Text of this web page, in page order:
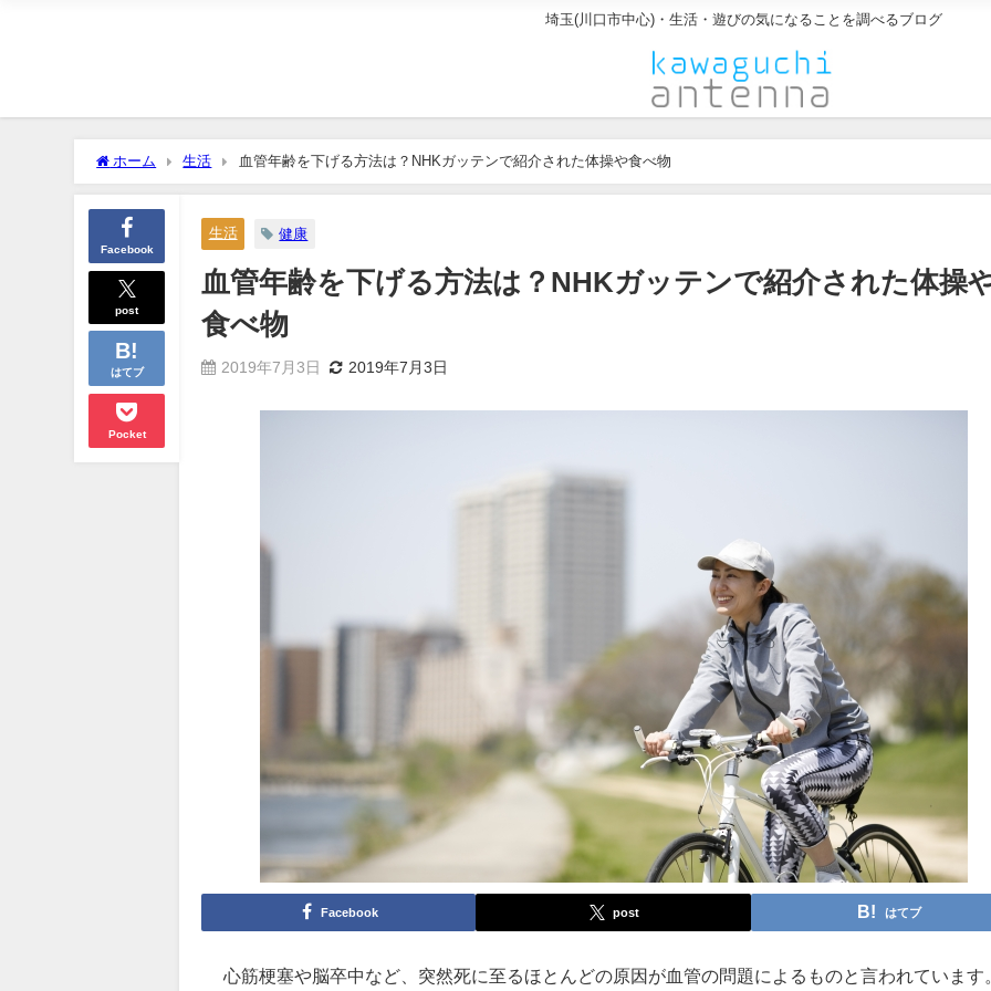
埼玉(川口市中心)・生活・遊びの気になることを調べるブログ
ホーム 生活 血管年齢を下げる方法は？NHKガッテンで紹介された体操や食べ物
Facebook
post
はてブ
Pocket
生活 健康
血管年齢を下げる方法は？NHKガッテンで紹介された体操
食べ物
2019年7月3日 2019年7月3日
Facebook post はてブ
心筋梗塞や脳卒中など、突然死に至るほとんどの原因が血管の問題によるものと言われています